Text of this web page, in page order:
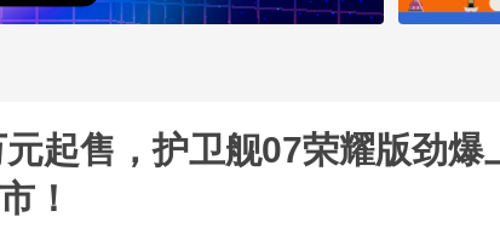
起售，护卫舰07荣耀版劲爆
市！